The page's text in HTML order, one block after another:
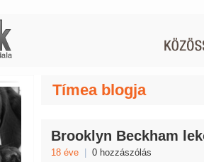
Tímea blogja
Brooklyn Beckham
18 éve 0 hozzászólás